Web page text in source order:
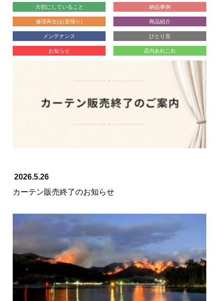
大切にしていること 納品事例
修理再生(お里帰り) 商品紹介
メンテナンス ひとり言
お知らせ 店内あれこれ
2026.5.26
カーテン販売終了のお知らせ